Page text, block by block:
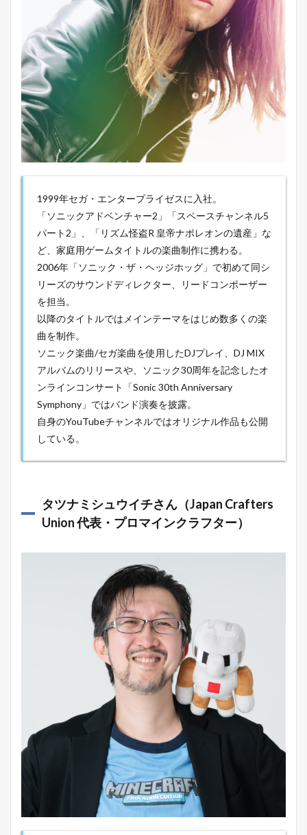
1999年セガ・エンタープライゼスに入社。
「ソニックアドベンチャー2」「スペースチャンネル5
パート2」、「リズム怪盗R 皇帝ナポレオンの遺産」な
ど、家庭用ゲームタイトルの楽曲制作に携わる。
2006年「ソニック・ザ・ヘッジホッグ」で初めて同シ
リーズのサウンドディレクター、リードコンポーザー
を担当。
以降のタイトルではメインテーマをはじめ数多くの楽
曲を制作。
ソニック楽曲/セガ楽曲を使用したDJプレイ、DJ MIX
アルバムのリリースや、ソニック30周年を記念したオ
ンラインコンサート「Sonic 30th Anniversary
Symphony」ではバンド演奏を披露。
自身のYouTubeチャンネルではオリジナル作品も公開
している。
タツナミシュウイチさん（Japan Crafters
Union 代表・プロマインクラフター）